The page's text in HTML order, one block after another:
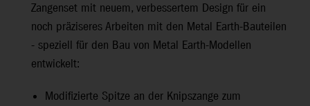
Zangenset mit neuem, verbessertem Design für ein
noch präziseres Arbeiten mit den Metal Earth-Bauteilen
- speziell für den Bau von Metal Earth-Modellen
entwickelt:
Modifizierte Spitze an der Knipszange zum